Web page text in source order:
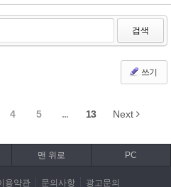
검색
쓰기
4 5 ... 13 Next
맨 위로 PC
용약관 문의사항 광고문의